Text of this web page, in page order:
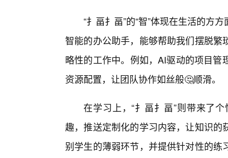
“扌畐扌畐”的“智”体现在生活的方
智能的办公助手，能够帮助我们摆脱
略性的工作中。例如，AI驱动的项目
资源配置，让团队协作如丝般🤔顺滑。
在学习上，“扌畐扌畐”则带来了
趣，推送定制化的学习内容，让知识
别学生的薄弱环节，并提供针对性的